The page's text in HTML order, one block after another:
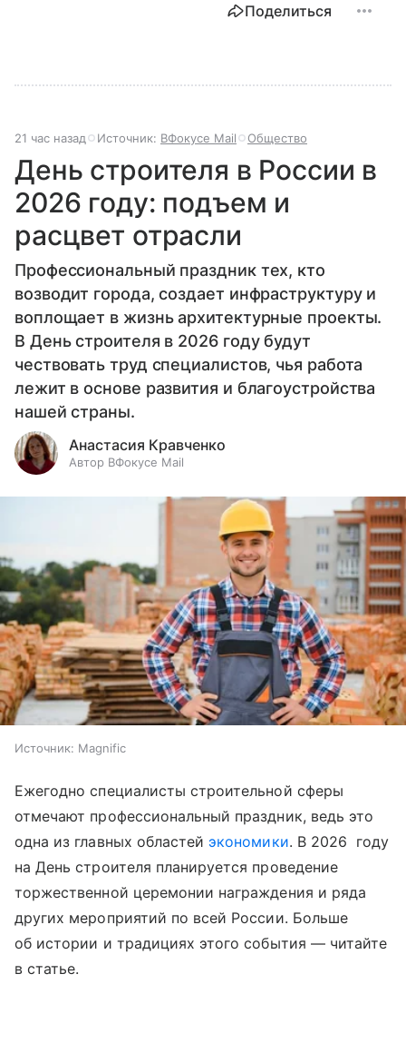
Поделиться
21 час назад Источник: ВФокусе Mail Общество
День строителя в России в
2026 году: подъем и
расцвет отрасли
Профессиональный праздник тех, кто
возводит города, создает инфраструктуру и
воплощает в жизнь архитектурные проекты.
В День строителя в 2026 году будут
чествовать труд специалистов, чья работа
лежит в основе развития и благоустройства
нашей страны.
Анастасия Кравченко
Автор ВФокусе Mail
Источник: Magnific
Ежегодно специалисты строительной сферы
отмечают профессиональный праздник, ведь это
одна из главных областей экономики. В 2026 году
на День строителя планируется проведение
торжественной церемонии награждения и ряда
других мероприятий по всей России. Больше
об истории и традициях этого события — читайте
в статье.